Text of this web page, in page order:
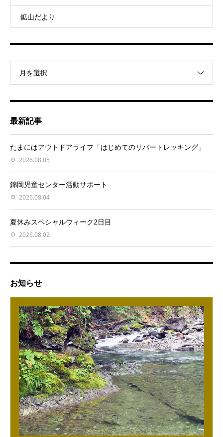
鉱山だより
月を選択
最新記事
たまにはアウトドアライフ「はじめてのリバートレッキング」
2026.08.05
錦岡児童センター活動サポート
2026.08.04
夏休みスペシャルウィーク2日目
2026.08.02
お知らせ